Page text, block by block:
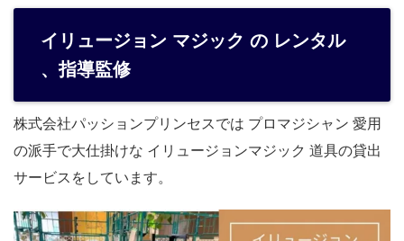
イリュージョン マジック の レンタル
、指導監修
株式会社パッションプリンセスでは プロマジシャン 愛用
の派手で大仕掛けな イリュージョンマジック 道具の貸出
サービスをしています。